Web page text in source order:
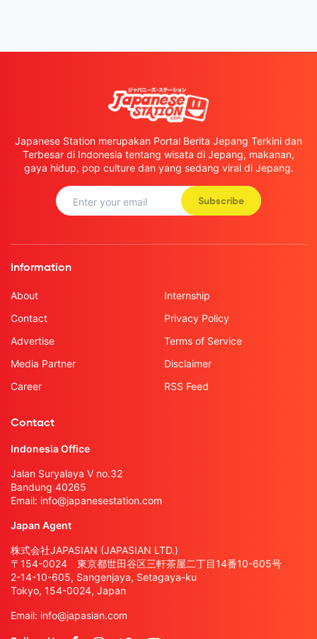
Japanese Station merupakan Portal Berita Jepang Terkini dan
Terbesar di Indonesia tentang wisata di Jepang, makanan,
gaya hidup, pop culture dan yang sedang viral di Jepang.
Subscribe
Information
About
Contact
Advertise
Media Partner
Career
Internship
Privacy Policy
Terms of Service
Disclaimer
RSS Feed
Contact
Indonesia Office
Jalan Suryalaya V no.32
Bandung 40265
Email: info@japanesestation.com
Japan Agent
株式会社JAPASIAN (JAPASIAN LTD.)
〒154-0024 東京都世田谷区三軒茶屋二丁目14番10-605号
2-14-10-605, Sangenjaya, Setagaya-ku
Tokyo, 154-0024, Japan
Email: info@japasian.com